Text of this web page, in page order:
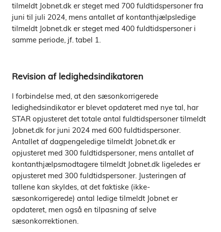
tilmeldt Jobnet.dk er steget med 700 fuldtidspersoner fra
juni til juli 2024, mens antallet af kontanthjælpsledige
tilmeldt Jobnet.dk er steget med 400 fuldtidspersoner i
samme periode, jf. tabel 1.
Revision af ledighedsindikatoren
I forbindelse med, at den sæsonkorrigerede
ledighedsindikator er blevet opdateret med nye tal, har
STAR opjusteret det totale antal fuldtidspersoner tilmeldt
Jobnet.dk for juni 2024 med 600 fuldtidspersoner.
Antallet af dagpengeledige tilmeldt Jobnet.dk er
opjusteret med 300 fuldtidspersoner, mens antallet af
kontanthjælpsmodtagere tilmeldt Jobnet.dk ligeledes er
opjusteret med 300 fuldtidspersoner. Justeringen af
tallene kan skyldes, at det faktiske (ikke-
sæsonkorrigerede) antal ledige tilmeldt Jobnet er
opdateret, men også en tilpasning af selve
sæsonkorrektionen.